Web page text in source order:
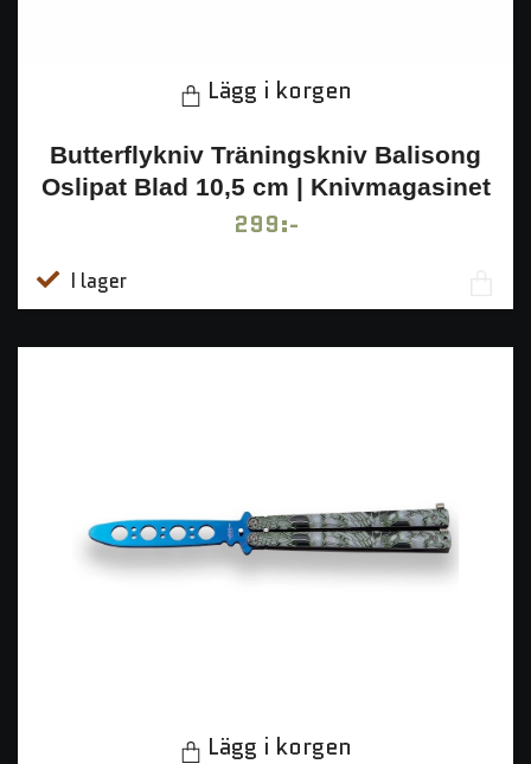
Lägg i korgen
Butterflykniv Träningskniv Balisong
Oslipat Blad 10,5 cm | Knivmagasinet
299:-
I lager
Lägg i korgen